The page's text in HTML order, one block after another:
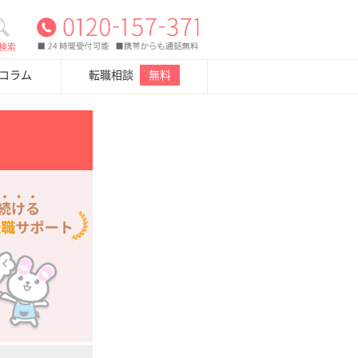
索
ラム 転職相談 無料